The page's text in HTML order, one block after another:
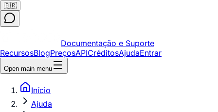
🇧🇷
Documentação e Suporte
RecursosBlogPreçosAPICréditosAjudaEntrar
Open main menu
Início
Ajuda